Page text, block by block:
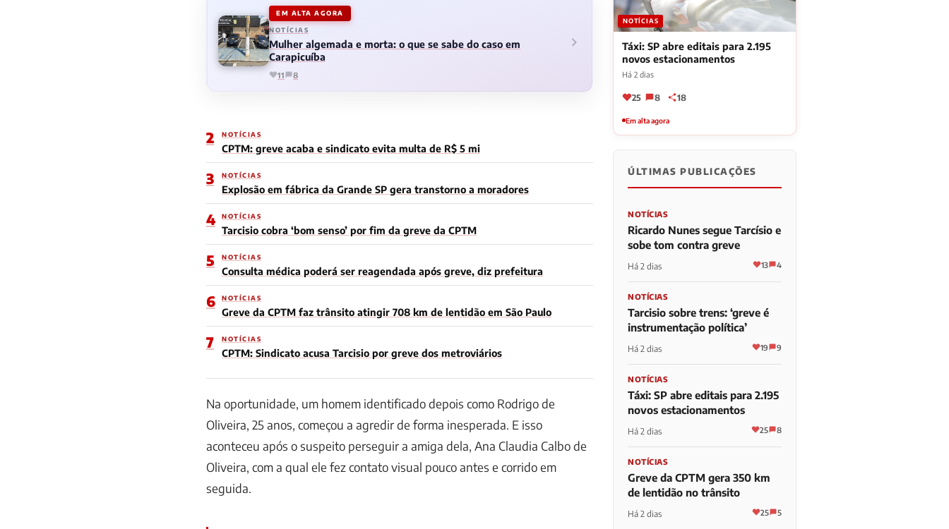
EM ALTA AGORA
NOTÍCIAS
Mulher algemada e morta: o que se sabe do caso em
Carapicuíba
11 8
2 NOTÍCIAS
CPTM: greve acaba e sindicato evita multa de R$ 5 mi
3 NOTÍCIAS
Explosão em fábrica da Grande SP gera transtorno a moradores
4 NOTÍCIAS
Tarcisio cobra ‘bom senso’ por fim da greve da CPTM
5 NOTÍCIAS
Consulta médica poderá ser reagendada após greve, diz prefeitura
6 NOTÍCIAS
Greve da CPTM faz trânsito atingir 708 km de lentidão em São Paulo
7 NOTÍCIAS
CPTM: Sindicato acusa Tarcisio por greve dos metroviários
Na oportunidade, um homem identificado depois como Rodrigo de
Oliveira, 25 anos, começou a agredir de forma inesperada. E isso
aconteceu após o suspeito perseguir a amiga dela, Ana Claudia Calbo de
Oliveira, com a qual ele fez contato visual pouco antes e corrido em
seguida.
NOTÍCIAS
Táxi: SP abre editais para 2.195
novos estacionamentos
Há 2 dias
25 8 18
Em alta agora
ÚLTIMAS PUBLICAÇÕES
NOTÍCIAS
Ricardo Nunes segue Tarcísio e
sobe tom contra greve
Há 2 dias 13 4
NOTÍCIAS
Tarcisio sobre trens: ‘greve é
instrumentação política’
Há 2 dias 19 9
NOTÍCIAS
Táxi: SP abre editais para 2.195
novos estacionamentos
Há 2 dias 25 8
NOTÍCIAS
Greve da CPTM gera 350 km
de lentidão no trânsito
Há 2 dias 25 5